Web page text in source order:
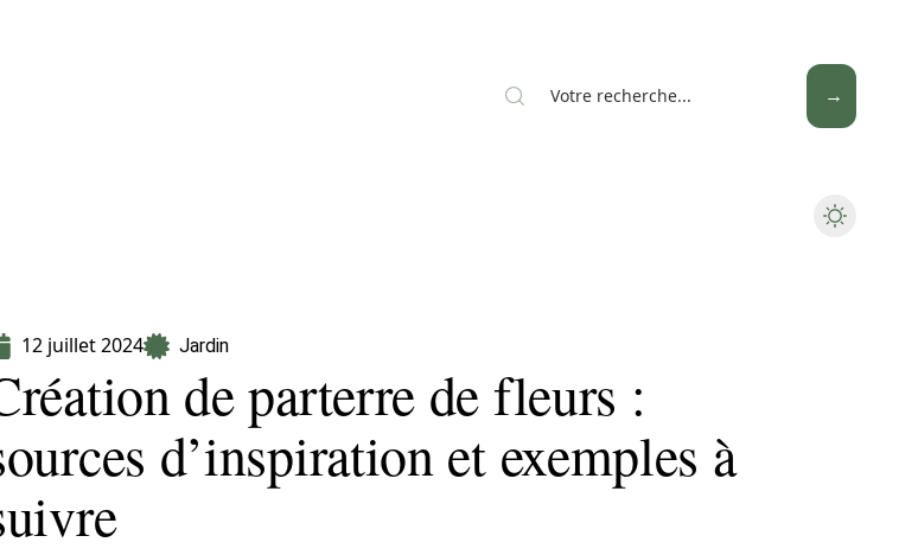
12 juillet 2024 Jardin
de parterre de fleurs :
d’inspiration et exemples à